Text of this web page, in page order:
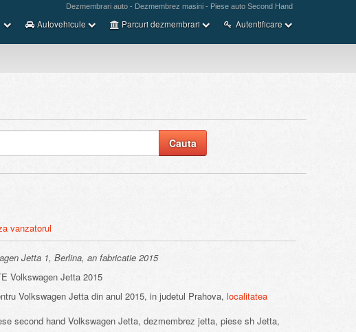
Dezmembrari auto - Dezmembrez masini - Piese auto Second Hand
Autovehicule Parcuri dezmembrari Autentificare
vanzatorul
Jetta 1, Berlina, an fabricatie 2015
Volkswagen Jetta 2015
Volkswagen Jetta din anul 2015, in judetul Prahova, localitatea
second hand Volkswagen Jetta, dezmembrez jetta, piese sh Jetta,